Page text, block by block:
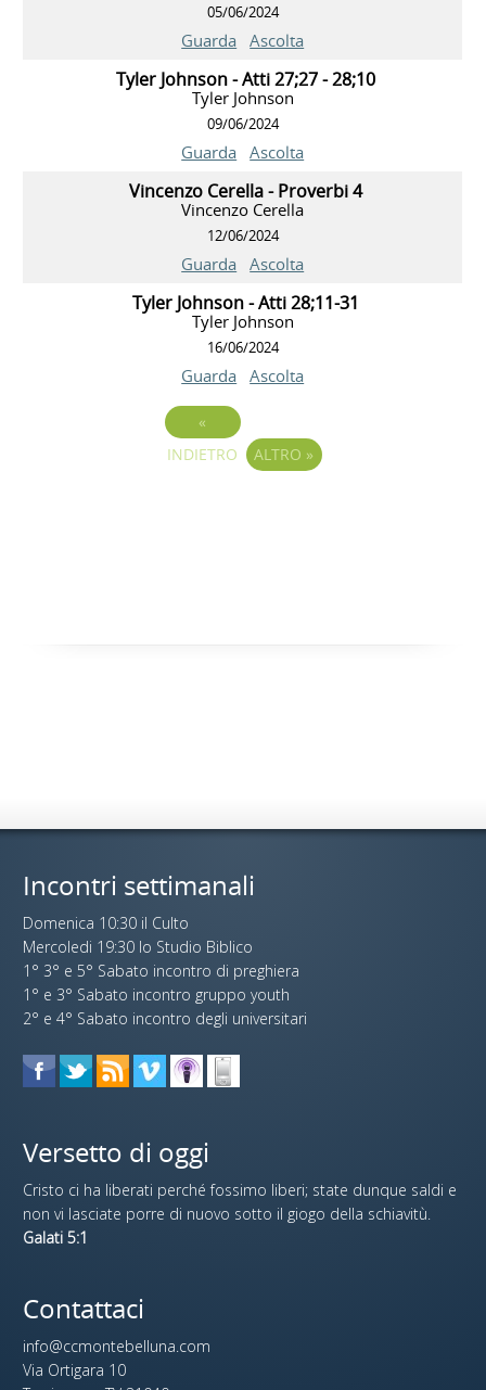
05/06/2024
Guarda Ascolta
Tyler Johnson - Atti 27;27 - 28;10
Tyler Johnson
09/06/2024
Guarda Ascolta
Vincenzo Cerella - Proverbi 4
Vincenzo Cerella
12/06/2024
Guarda Ascolta
Tyler Johnson - Atti 28;11-31
Tyler Johnson
16/06/2024
Guarda Ascolta
«
INDIETRO
ALTRO »
Incontri settimanali
Domenica 10:30 il Culto
Mercoledi 19:30 lo Studio Biblico
1° 3° e 5° Sabato incontro di preghiera
1° e 3° Sabato incontro gruppo youth
2° e 4° Sabato incontro degli universitari
Versetto di oggi
Cristo ci ha liberati perché fossimo liberi; state dunque saldi e
non vi lasciate porre di nuovo sotto il giogo della schiavitù.
Galati 5:1
Contattaci
info@ccmontebelluna.com
Via Ortigara 10